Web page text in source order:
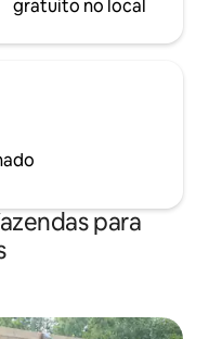
gratuito no local
para